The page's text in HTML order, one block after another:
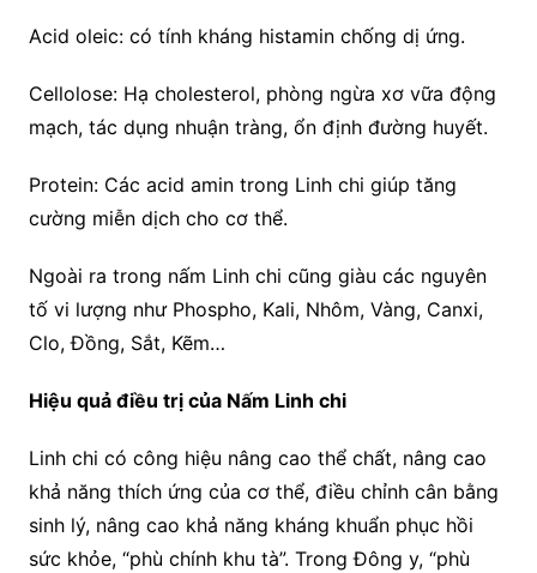
Acid oleic: có tính kháng histamin chống dị ứng.
Cellolose: Hạ cholesterol, phòng ngừa xơ vữa động
mạch, tác dụng nhuận tràng, ổn định đường huyết.
Protein: Các acid amin trong Linh chi giúp tăng
cường miễn dịch cho cơ thể.
Ngoài ra trong nấm Linh chi cũng giàu các nguyên
tố vi lượng như Phospho, Kali, Nhôm, Vàng, Canxi,
Clo, Đồng, Sắt, Kẽm…
Hiệu quả điều trị của Nấm Linh chi
Linh chi có công hiệu nâng cao thể chất, nâng cao
khả năng thích ứng của cơ thể, điều chỉnh cân bằng
sinh lý, nâng cao khả năng kháng khuẩn phục hồi
sức khỏe, “phù chính khu tà”. Trong Đông y, “phù